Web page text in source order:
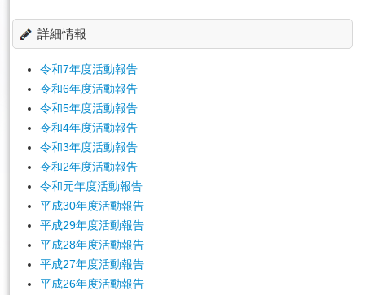
事務手続き（入退会・変更）
リンク
詳細情報
令和7年度活動報告
令和6年度活動報告
令和5年度活動報告
令和4年度活動報告
令和3年度活動報告
令和2年度活動報告
令和元年度活動報告
平成30年度活動報告
平成29年度活動報告
平成28年度活動報告
平成27年度活動報告
平成26年度活動報告